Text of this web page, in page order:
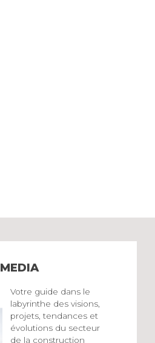
MEDIA
Votre guide dans le
labyrinthe des visions,
projets, tendances et
évolutions du secteur
de la construction